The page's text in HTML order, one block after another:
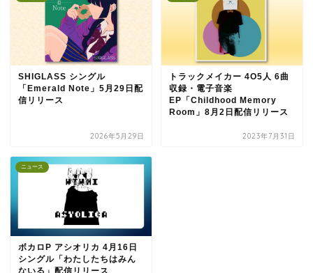
SHIGLASS シングル
「Emerald Note」5月29日配
信リリース
2026年5月29日
トラックメイカー 4O5人 6曲
収録・電子音楽
EP「Childhood Memory
Room」8月2日配信リリース
2023年7月31日
ニュース
ボカロP アシオリカ 4月16日
シングル「わたしたちはみん
ないる」配信リリース